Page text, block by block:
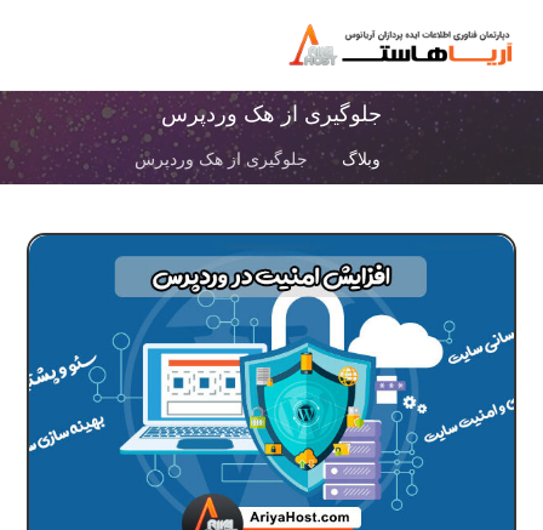
جلوگیری از هک وردپرس
وبلاگ جلوگیری از هک وردپرس